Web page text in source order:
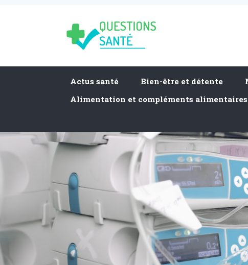
Actus santé Bien-être et détente
Alimentation et compléments alimentaires